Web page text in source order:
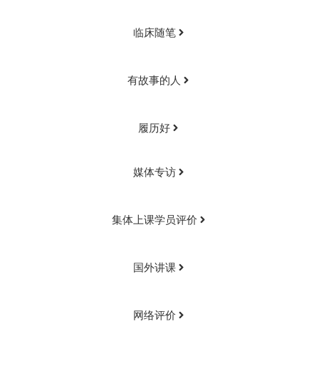
临床随笔
有故事的人
履历好
媒体专访
集体上课学员评价
国外讲课
网络评价